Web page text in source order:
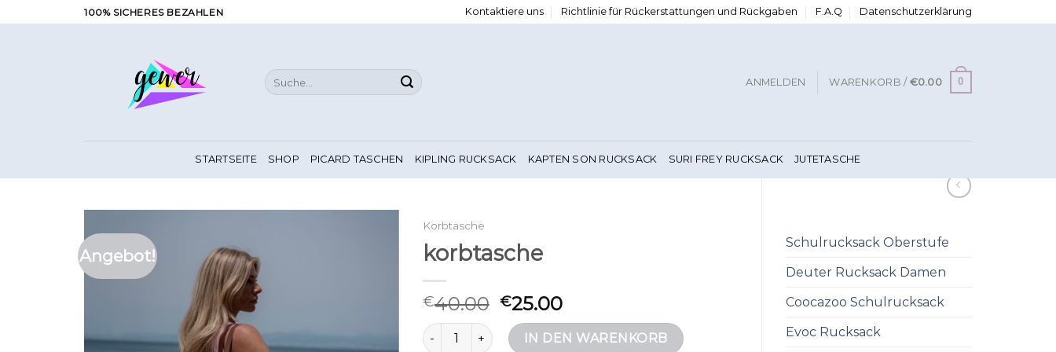
Inhalt
100% SICHERES BEZAHLEN Kontaktiere uns Richtlinie für Rückerstattungen und Rückgaben F.A.Q Datenschutzerklärung
Suche
nach:
ANMELDEN WARENKORB / €0.00 0
STARTSEITE SHOP PICARD TASCHEN KIPLING RUCKSACK KAPTEN SON RUCKSACK SURI FREY RUCKSACK JUTETASCHE
Schulrucksack Oberstufe
Deuter Rucksack Damen
Coocazoo Schulrucksack
Evoc Rucksack
Angebot!
Korbtasche
korbtasche
€40.00 €25.00
korbtasche MengeIN DEN WARENKORB